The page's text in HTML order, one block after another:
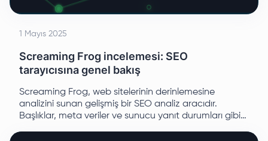
1 Mayıs 2025
Screaming Frog incelemesi: SEO
tarayıcısına genel bakış
Screaming Frog, web sitelerinin derinlemesine
analizini sunan gelişmiş bir SEO analiz aracıdır.
Başlıklar, meta veriler ve sunucu yanıt durumları gibi